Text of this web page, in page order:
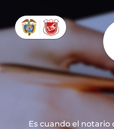
Es cuando el